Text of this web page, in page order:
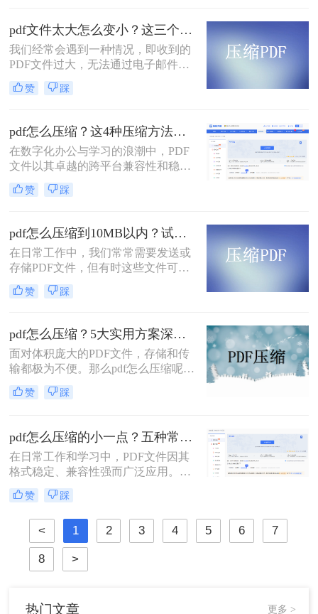
书，还是设计精美的产品手册——都
会给邮件发送、云端存储和即时传输
带来诸多不便。幸运的是，通过一系
列高效的方法，我们可以显著减小
PDF文件的体积，而无需牺牲过多的
可读性。那么pdf文件怎么压缩大小
法，从在线工具到专业软件，从自动
优化到手动精调，助您轻松驾驭PDF
文件大小。
pdf文件太大怎么变小？这三个方法都可以缩小！
我们经常会遇到一种情况，即收到的
PDF文件过大，无法通过电子邮件或
其他方式进行传输。那么，pdf文件太
大怎么变小呢？在本文中，我们将向
压缩PDF文件并减小文件大小。
赞 踩
pdf怎么压缩？这4种压缩方法助您pdf文件“瘦身”！
在数字化办公与学习的浪潮中，PDF
文件以其卓越的跨平台兼容性和稳定
的格式呈现，成为了我们日常工作、
学习和交流中不可或缺的载体。然
复杂排版的广泛应用，PDF文件的体
积也日益“臃肿”。一个几十兆甚至上
百兆的PDF文件，不仅占用宝贵的存
储空间，更在通过邮件发送、即时通
讯工具传输或上传至云盘时，变得异
常缓慢且不便。
赞 踩
pdf怎么压缩到10MB以内？试试这4个压缩方法！
在日常工作中，我们常常需要发送或
存储PDF文件，但有时这些文件可能
会过大，导致传输不便或者占用过多
存储空间。为了应对这种情况，我们
确保文件大小不超过10MB。那么pdf
怎么压缩到10MB以内呢？本文将介
绍几种常用的PDF压缩方法。
赞 踩
pdf怎么压缩？5大实用方案深度解析！
面对体积庞大的PDF文件，存储和传
输都极为不便。那么pdf怎么压缩呢？
本文将详解5种主流压缩方案，从原
理到实操，助您轻松掌握PDF瘦身技
赞 踩
pdf怎么压缩的小一点？五种常用有效方法详解！
在日常工作和学习中，PDF文件因其
格式稳定、兼容性强而广泛应用。然
而，PDF文件体积过大时，会带来诸
多不便，例如传输速度慢、存储空间
占用多、邮件附件限制等。因此，掌
握压缩PDF文件的方法至关重要。那
么呢？本文将详细介绍多种常用且有
效的pdf压缩方法。通过遵循这些指
赞 踩
< 1 2 3 4 5 6 7
8 >
热门文章 更多 >